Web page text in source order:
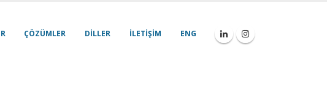
ÇÖZÜMLER DILLER İLETIŞIM ENG